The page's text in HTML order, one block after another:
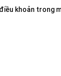
khoản trong